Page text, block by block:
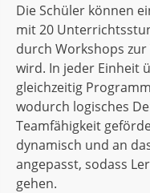
Die Schüler können
mit 20
durch Workshops
wird. In jeder Einheit
gleichzeitig
wodurch logisches
Teamfähigkeit
dynamisch und an
angepasst, sodass
gehen.